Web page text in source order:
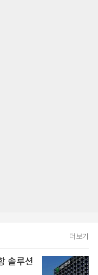
더보기
솔루션